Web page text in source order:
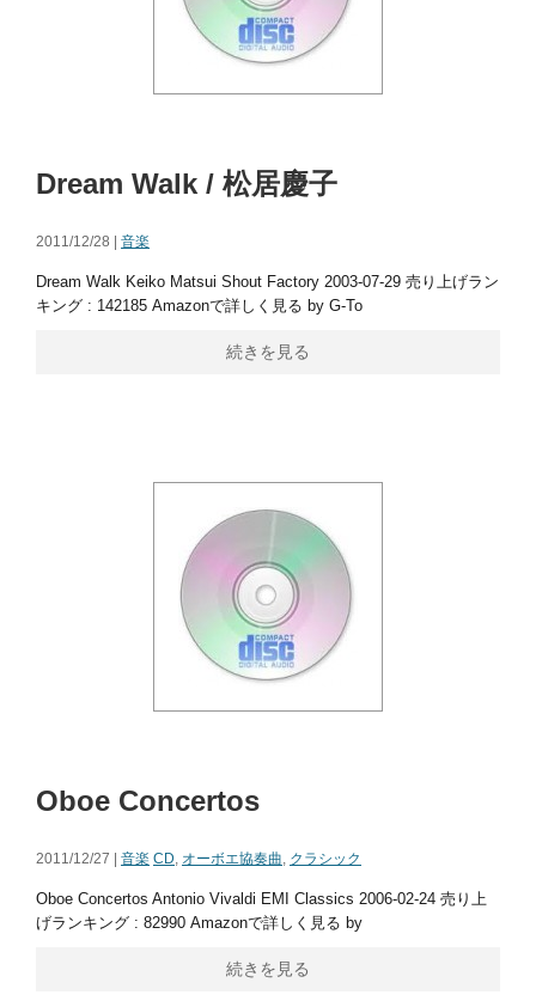
Dream Walk / 松居慶子
2011/12/28 | 音楽
Dream Walk Keiko Matsui Shout Factory 2003-07-29 売り上げラン
キング : 142185 Amazonで詳しく見る by G-To
続きを見る
Oboe Concertos
2011/12/27 | 音楽 CD, オーボエ協奏曲, クラシック
Oboe Concertos Antonio Vivaldi EMI Classics 2006-02-24 売り上
げランキング : 82990 Amazonで詳しく見る by
続きを見る